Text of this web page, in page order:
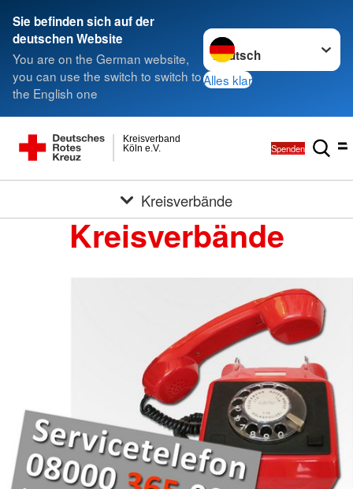
Sie befinden sich auf der
deutschen Website
You are on the German website,
you can use the switch to switch to
the English one
Sprache wechseln zu
Alles klar
Köln e.V.
Kreisverband
Spenden
Kreisverbände
Kreisverbände